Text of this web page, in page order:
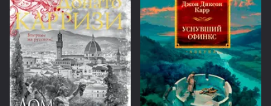
Майор Луиза Комон опасается, что покушение на Дюкуинг
станет началом серии преступлений. И, увы, ее опасения
не напрасны. Чтобы найти убийцу, она вступает в гонку со
смертью, терзаемая вопросами: кто станет следующей
жертвой и почему?